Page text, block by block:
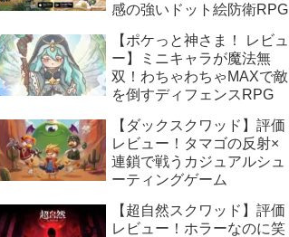
感の強いドット絵防衛RPG
【ポケっと神さま！ レビュ
ー】ミニキャラが魔法無
双！わちゃわちゃMAXで敵
を倒すディフェンスRPG
【ダックスクワッド】評価
レビュー！タマゴの反射×
連鎖で戦うカジュアルシュ
ーティングゲーム
【超自然スクワッド】評価
レビュー！ホラーなのに笑